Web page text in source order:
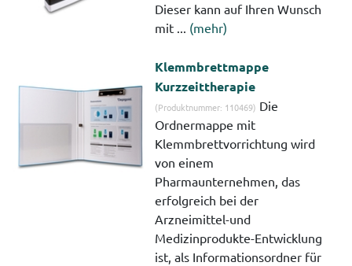
Dieser kann auf Ihren Wunsch
mit ... (mehr)
Klemmbrettmappe
Kurzzeittherapie
(Produktnummer: 110469) Die
Ordnermappe mit
Klemmbrettvorrichtung wird
von einem
Pharmaunternehmen, das
erfolgreich bei der
Arzneimittel-und
Medizinprodukte-Entwicklung
ist, als Informationsordner für